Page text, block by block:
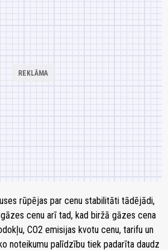
rūpējas par cenu stabilitāti tādējādi,
cenu arī tad, kad biržā gāzes cena
CO2 emisijas kvotu cenu, tarifu un
noteikumu palīdzību tiek padarīta daudz